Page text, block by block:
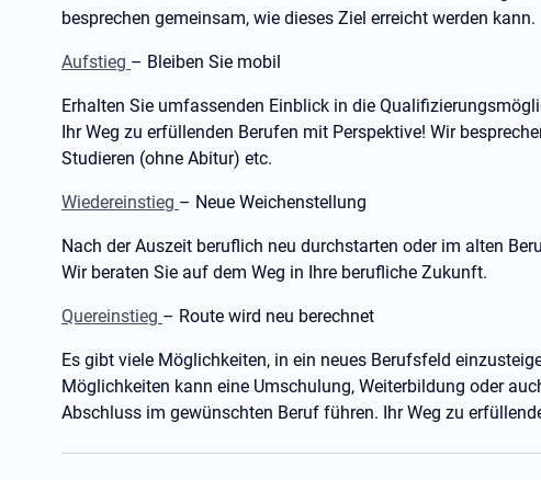
besprechen gemeinsam, wie dieses Ziel erreicht werden kann.
Aufstieg – Bleiben Sie mobil
Erhalten Sie umfassenden Einblick in die
Ihr Weg zu erfüllenden Berufen mit Perspektive! Wir
Studieren (ohne Abitur) etc.
Wiedereinstieg – Neue Weichenstellung
Nach der Auszeit beruflich neu durchstarten oder im alten
Wir beraten Sie auf dem Weg in Ihre berufliche Zukunft.
Quereinstieg – Route wird neu berechnet
Es gibt viele Möglichkeiten, in ein neues Berufsfeld
Möglichkeiten kann eine Umschulung, Weiterbildung oder
Abschluss im gewünschten Beruf führen. Ihr Weg zu